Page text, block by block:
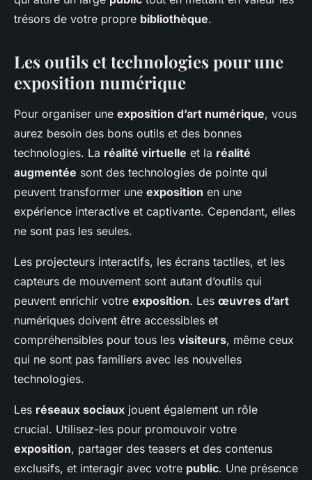
trésors de votre propre bibliothèque.
Les outils et technologies pour une
exposition numérique
Pour organiser une exposition d’art numérique, vous
aurez besoin des bons outils et des bonnes
technologies. La réalité virtuelle et la réalité
augmentée sont des technologies de pointe qui
peuvent transformer une exposition en une
expérience interactive et captivante. Cependant, elles
ne sont pas les seules.
Les projecteurs interactifs, les écrans tactiles, et les
capteurs de mouvement sont autant d’outils qui
peuvent enrichir votre exposition. Les œuvres d’art
numériques doivent être accessibles et
compréhensibles pour tous les visiteurs, même ceux
qui ne sont pas familiers avec les nouvelles
technologies.
Les réseaux sociaux jouent également un rôle
crucial. Utilisez-les pour promouvoir votre
exposition, partager des teasers et des contenus
exclusifs, et interagir avec votre public. Une présence